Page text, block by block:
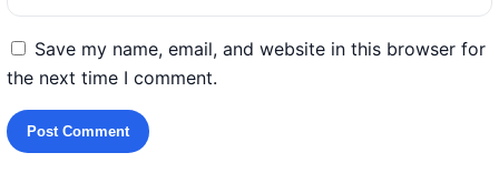
Save my name, email, and website in this browser for
the next time I comment.